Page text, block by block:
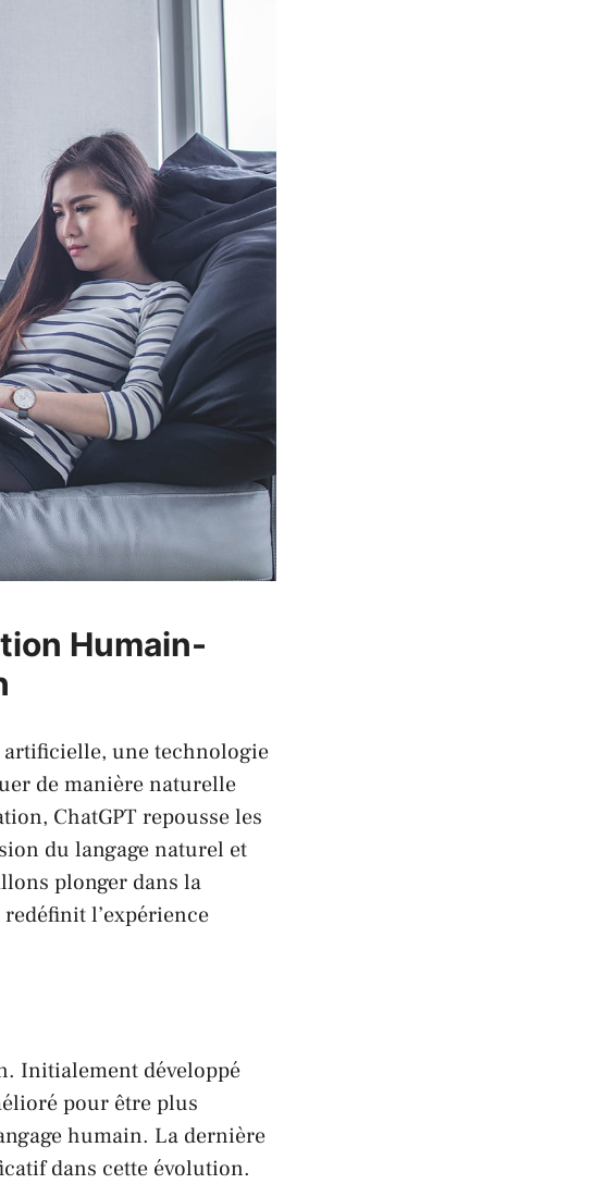
Humain-
artificielle, une technologie
de manière naturelle
ChatGPT repousse les
du langage naturel et
plonger dans la
l’expérience
Initialement développé
pour être plus
humain. La dernière
dans cette évolution.